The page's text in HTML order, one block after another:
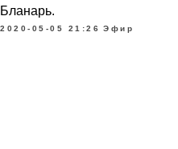
Бланарь.
2020-05-05 21:26 Эфир